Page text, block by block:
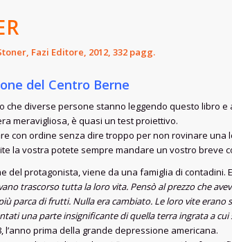
Fazi Editore, 2012, 332 pagg.
del Centro Berne
che diverse persone stanno leggendo questo libro
meravigliosa, è quasi un test proiettivo.
con ordine senza dire troppo per non rovinare
la vostra potete sempre mandare un vostro breve
del protagonista, viene da una famiglia di contadini.
trascorso tutta la loro vita. Pensò al prezzo che
parca di frutti. Nulla era cambiato. Le loro vite
una parte insignificante di quella terra ingrata a
l’anno prima della grande depressione americana.